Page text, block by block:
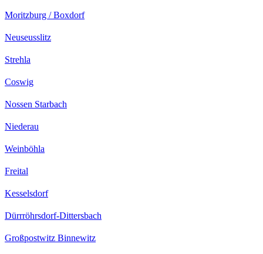
Moritzburg / Boxdorf
Neuseusslitz
Strehla
Coswig
Nossen Starbach
Niederau
Weinböhla
Freital
Kesselsdorf
Dürrröhrsdorf-Dittersbach
Großpostwitz Binnewitz